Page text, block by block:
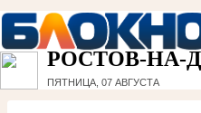
РОСТОВ-НА-
ПЯТНИЦА, 07 АВГУСТА